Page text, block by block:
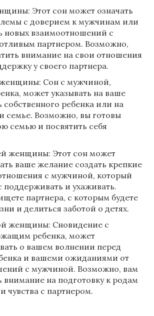
Этот сон может означать
с доверием к мужчинам или
новых взаимоотношений с
партнером. Возможно,
внимание на свои отношения
у своего партнера.
Сон с мужчиной,
может указывать на ваше
ребенка или на
и семье. Возможно, вы готовы
семью и посвятить себя
женщины: Этот сон может
ваше желание создать крепкие
с мужчиной, который
поддерживать и ухаживать.
партнера, с которым будете
и делиться заботой о детях.
женщины: Сновидение с
ребенка, может
о вашем волнении перед
и вашеми ожиданиями от
с мужчиной. Возможно, вам
внимание на подготовку к родам
чувства с партнером.